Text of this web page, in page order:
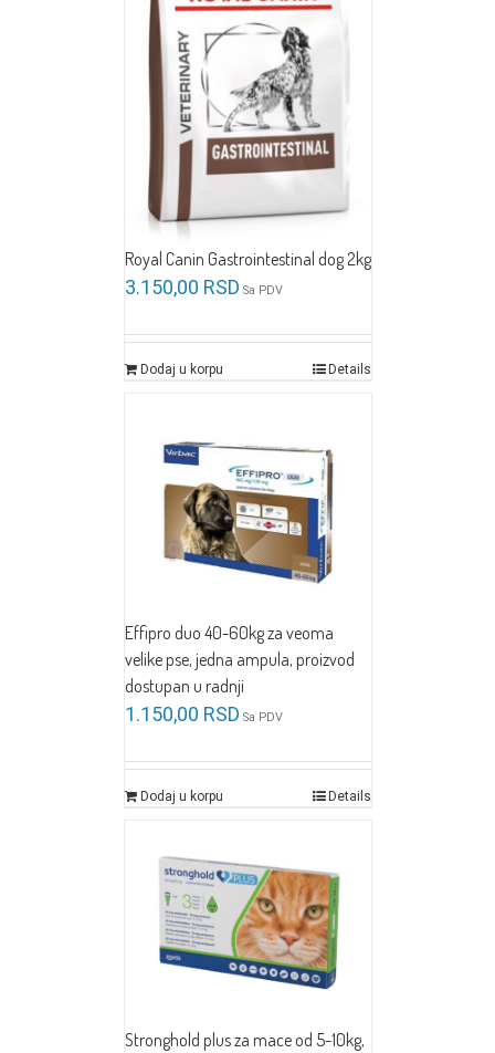
Royal Canin Gastrointestinal dog 2kg
3.150,00 RSD Sa PDV
Dodaj u korpu Details
Effipro duo 40-60kg za veoma
velike pse, jedna ampula, proizvod
dostupan u radnji
1.150,00 RSD Sa PDV
Dodaj u korpu Details
Stronghold plus za mace od 5-10kg,